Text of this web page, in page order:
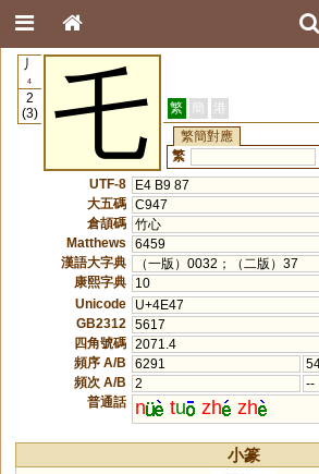
丿
4
2
(3)
乇 繁 簡 港
繁簡對應
繁
UTF-8
E4 B9 87
大五碼 C947
倉頡碼 竹心
Matthews
6459
漢語大字典
（一版）0032；（二版）37
康熙字典
10
Unicode
U+4E47
GB2312
5617
四角號碼 2071.4
頻序 A/B
6291
頻次 A/B
2
--
普通話
n tu zh zh
小篆